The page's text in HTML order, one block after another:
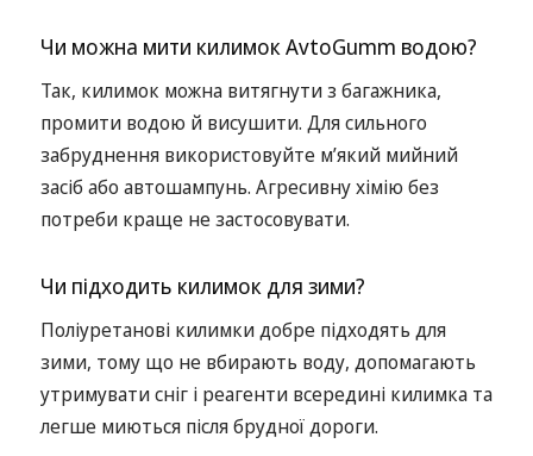
Чи можна мити килимок AvtoGumm водою?
Так, килимок можна витягнути з багажника,
промити водою й висушити. Для сильного
забруднення використовуйте м’який мийний
засіб або автошампунь. Агресивну хімію без
потреби краще не застосовувати.
Чи підходить килимок для зими?
Поліуретанові килимки добре підходять для
зими, тому що не вбирають воду, допомагають
утримувати сніг і реагенти всередині килимка та
легше миються після брудної дороги.